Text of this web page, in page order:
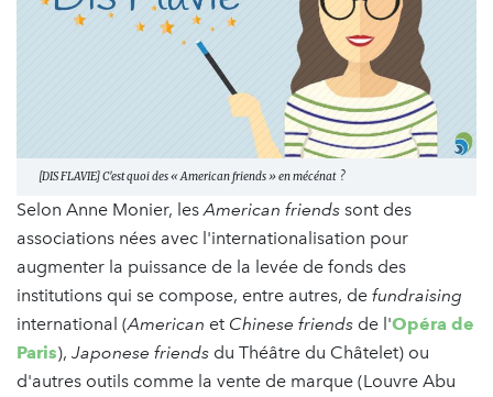
[DIS FLAVIE] C'est quoi des « American friends » en mécénat ?
Selon Anne Monier, lesAmerican friends sont des
associations nées avec l'internationalisation pour
augmenter la puissance de la levée de fonds des
institutions qui se compose, entre autres, de fundraising
international (American et Chinese friends de l'Opéra de
Paris), Japonese friends du Théâtre du Châtelet) ou
d'autres outils comme la vente de marque (Louvre Abu